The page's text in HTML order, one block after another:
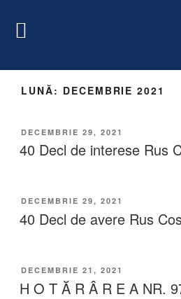
LUNĂ: DECEMBRIE 2021
DECEMBRIE 29, 2021
40 Decl de interese Rus
DECEMBRIE 29, 2021
40 Decl de avere Rus
DECEMBRIE 21, 2021
H O T Ă R Â R E A NR.